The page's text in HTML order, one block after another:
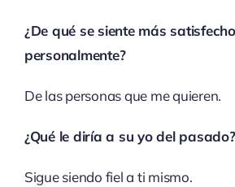
¿De qué se siente más satisfecho
personalmente?
De las personas que me quieren.
¿Qué le diría a su yo del pasado?
Sigue siendo fiel a ti mismo.